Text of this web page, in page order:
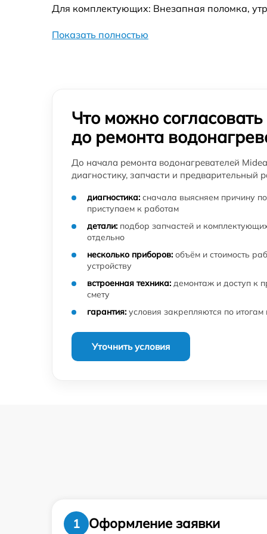
Замена мембраны водонагревателя Midea
Замена анода водонагревателя Midea
водонагревателя Midea
Замена фланца водонагревателя Midea
Замена ТЭН водонагревателя Midea
Для комплектующих: Внезапная поломка,
Показать полностью
Что можно согласовать
до ремонта
До начала ремонта водонагревателей
диагностику, запчасти и предварительный
диагностика: сначала выясняем причину
приступаем к работам
детали: подбор запчастей и
отдельно
несколько приборов: объём и стоимость
устройству
встроенная техника: демонтаж и доступ к
смету
гарантия: условия закрепляются по
Уточнить условия
1 Оформление заявки